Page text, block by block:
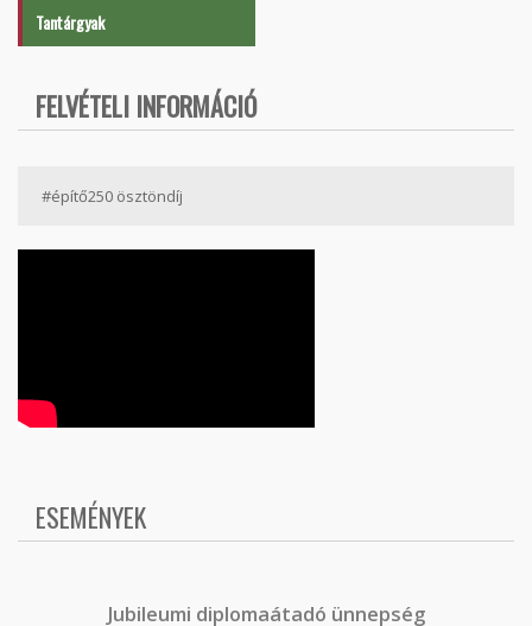
Tantárgyak
FELVÉTELI INFORMÁCIÓ
#építő250 ösztöndíj
ESEMÉNYEK
Jubileumi diplomaátadó ünnepség